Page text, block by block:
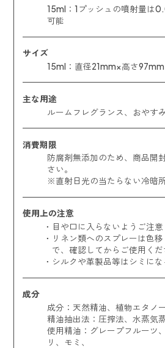
15ml：1プッシュの噴射量は
可能
サイズ
15ml：直径21mm×高さ97mm
主な用途
ルームフレグランス、おやす
消費期限
防腐剤無添加のため、商品開
さい。
※直射日光の当たらない冷暗
使用上の注意
目や口に入らないようご注意
リネン類へのスプレーは色
で、確認してからご使用くだ
シルクや革製品等はシミにな
成分
成分：天然精油、植物エタノ
精油抽出法：圧搾法、水蒸気
使用精油： グレープフルーツ
リ、モミ、